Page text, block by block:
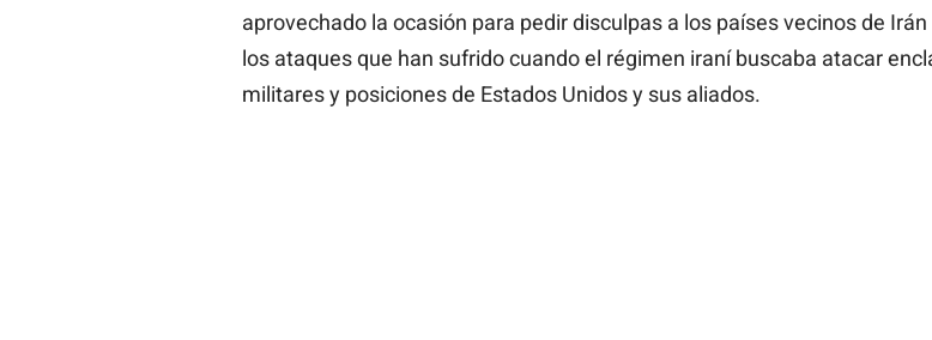
aprovechado la ocasión para pedir disculpas a los países vecinos de Irán
los ataques que han sufrido cuando el régimen iraní buscaba atacar
militares y posiciones de Estados Unidos y sus aliados.